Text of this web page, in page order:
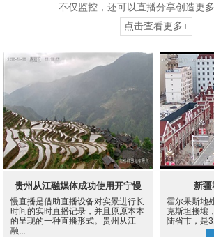
不仅监控，还可以直播分享创造更
点击查看更多+
贵州从江融媒体成功使用开宁慢
直播设备案例
慢直播是借助直播设备对实景进行长
时间的实时直播记录，并且原原本本
的呈现的一种直播形式。贵州从江
融...
新疆
霍尔果斯地
克斯坦接壤
陆省市，是